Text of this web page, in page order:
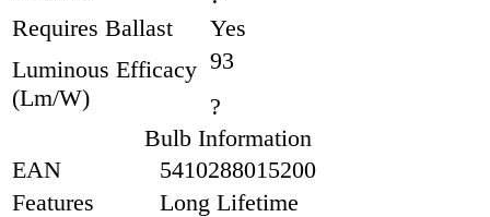
Requires Ballast
Yes
Luminous Efficacy
(Lm/W)
93
?
Bulb Information
EAN
5410288015200
Features
Long Lifetime